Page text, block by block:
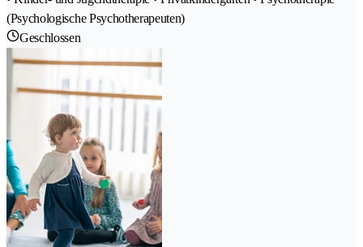
(Psychologische Psychotherapeuten)
Geschlossen